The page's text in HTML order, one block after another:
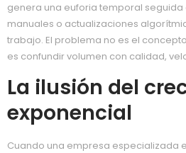
genera una euforia temporal
manuales o actualizaciones
trabajo. El problema no es el
es confundir volumen con calidad,
La ilusión del
exponencial
Cuando una empresa especializada